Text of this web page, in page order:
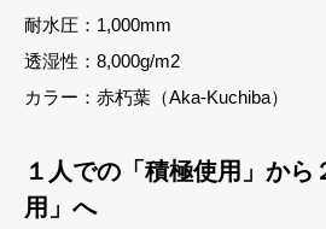
耐水圧：1,000mm
透湿性：8,000g/m2
カラー：赤朽葉（Aka-Kuchiba）
１人での「積極使用」から
用」へ